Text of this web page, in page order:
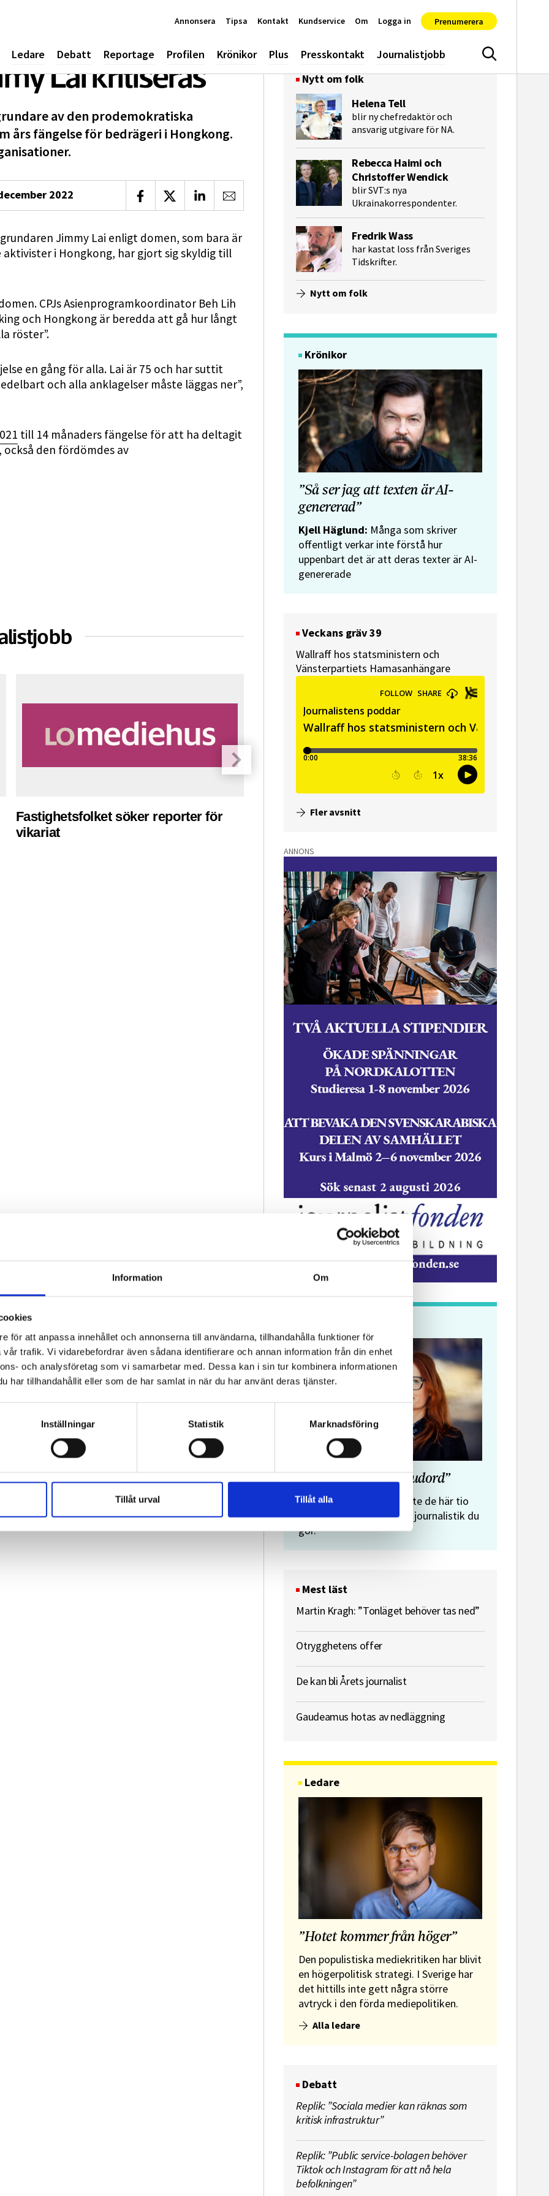
Information Om
för att anpassa innehållet och annonserna till användarna, tillhandahålla funktioner för
trafik. Vi vidarebefordrar även sådana identifierare och annan information från din enhet
och analysföretag som vi samarbetar med. Dessa kan i sin tur kombinera informationen
har tillhandahållit eller som de har samlat in när du har använt deras tjänster.
Inställningar Statistik Marknadsföring
Tillåt urval Tillåt alla
Ledare Debatt Reportage Profilen Krönikor Plus Presskontakt Journalistjobb Sök
Annonsera Tipsa Kontakt Kundservice Om Logga in Prenumerera
Lai kritiseras
av den prodemokratiska
års fängelse för bedrägeri i Hongkong.
2022 Dela på Facebook
Dela på XDela på LinkedIn
Dela via e-post
Jimmy Lai enligt domen, som bara är
i Hongkong, har gjort sig skyldig till
CPJs Asienprogramkoordinator Beh Lih
och Hongkong är beredda att gå hur långt
röster”.
en gång för alla. Lai är 75 och har suttit
och alla anklagelser måste läggas ner”,
till 14 månaders fängelse för att ha deltagit
den fördömdes av
Fastighetsfolket söker reporter för
vikariat
Pressekreterare till Sidas
Nytt om folk
Helena Tell
blir ny chefredaktör och
ansvarig utgivare för NA.
Rebecca Haimi och
Christoffer Wendick
blir SVT:s nya
Ukrainakorrespondenter.
Fredrik Wass
har kastat loss från Sveriges
Tidskrifter.
Nytt om folk
Krönikor
”Så ser jag att texten är AI-
genererad”
Kjell Häglund: Många som skriver
offentligt verkar inte förstå hur
uppenbart det är att deras texter är AI-
genererade
Veckans gräv 39
Wallraff hos statsministern och
Vänsterpartiets Hamasanhängare
Fler avsnitt
ANNONS
”Journalistens tio budord”
Malin Crona:
Följer du inte de här tio
budorden? Då är det inte journalistik du
gör.
Mest läst
Martin Kragh: ”Tonläget behöver tas ned”
Otrygghetens offer
De kan bli Årets journalist
Gaudeamus hotas av nedläggning
Ledare
”Hotet kommer från höger”
Den populistiska mediekritiken har blivit
en högerpolitisk strategi. I Sverige har
det hittills inte gett några större
avtryck i den förda mediepolitiken.
Alla ledare
Debatt
Replik: ”Sociala medier kan räknas som
kritisk infrastruktur”
Replik: ”Public service-bolagen behöver
Tiktok och Instagram för att nå hela
befolkningen”